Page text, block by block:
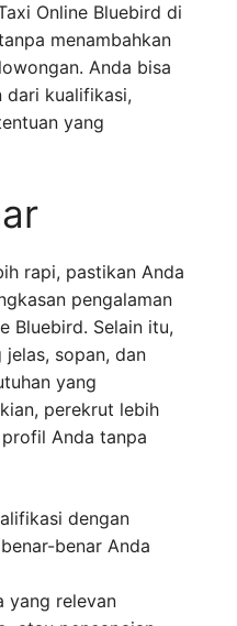
Online Bluebird di
menambahkan
Anda bisa
dari kualifikasi,
yang
rapi, pastikan Anda
pengalaman
Bluebird. Selain itu,
sopan, dan
yang
perekrut lebih
Anda tanpa
dengan
benar Anda
yang relevan